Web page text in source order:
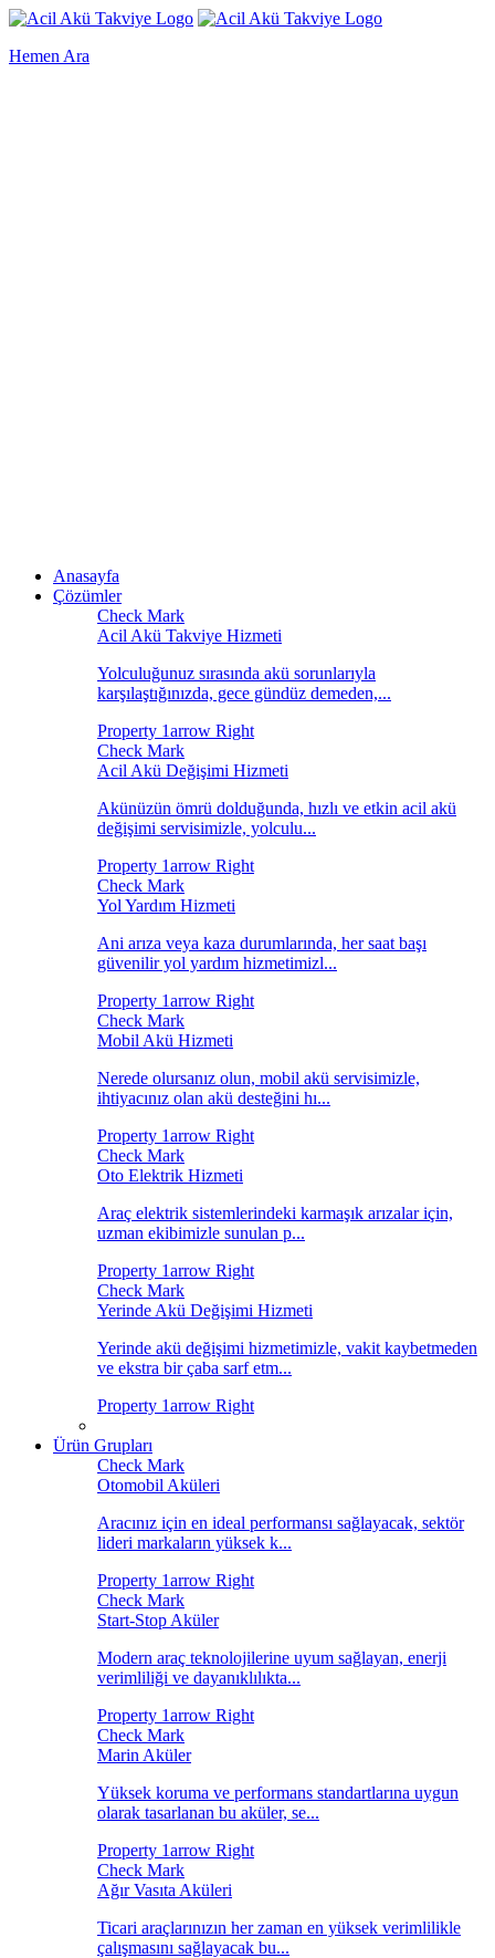
Hemen Ara
Anasayfa
Çözümler
Acil Akü Takviye Hizmeti
Yolculuğunuz sırasında akü sorunlarıyla
karşılaştığınızda, gece gündüz demeden,...
Acil Akü Değişimi Hizmeti
Akünüzün ömrü dolduğunda, hızlı ve etkin acil akü
değişimi servisimizle, yolculu...
Yol Yardım Hizmeti
Ani arıza veya kaza durumlarında, her saat başı
güvenilir yol yardım hizmetimizl...
Mobil Akü Hizmeti
Nerede olursanız olun, mobil akü servisimizle,
ihtiyacınız olan akü desteğini hı...
Oto Elektrik Hizmeti
Araç elektrik sistemlerindeki karmaşık arızalar için,
uzman ekibimizle sunulan p...
Yerinde Akü Değişimi Hizmeti
Yerinde akü değişimi hizmetimizle, vakit kaybetmeden
ve ekstra bir çaba sarf etm...
Ürün Grupları
Otomobil Aküleri
Aracınız için en ideal performansı sağlayacak, sektör
lideri markaların yüksek k...
Start-Stop Aküler
Modern araç teknolojilerine uyum sağlayan, enerji
verimliliği ve dayanıklılıkta...
Marin Aküler
Yüksek koruma ve performans standartlarına uygun
olarak tasarlanan bu aküler, se...
Ağır Vasıta Aküleri
Ticari araçlarınızın her zaman en yüksek verimlilikle
çalışmasını sağlayacak bu...